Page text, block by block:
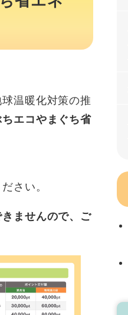
温暖化対策の推
ちエコやまぐち省
さい。
ませんので、ご